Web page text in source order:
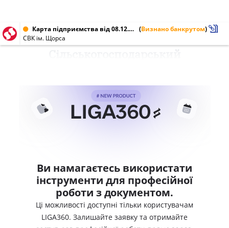
Карта підприємства від 08.12.2011 № 03736434 (Визнано банкрутом)
СВК ім. Щорса
Ви намагаєтесь використати
інструменти для професійної
роботи з документом.
Ці можливості доступні тільки користувачам
LIGA360. Залишайте заявку та отримайте